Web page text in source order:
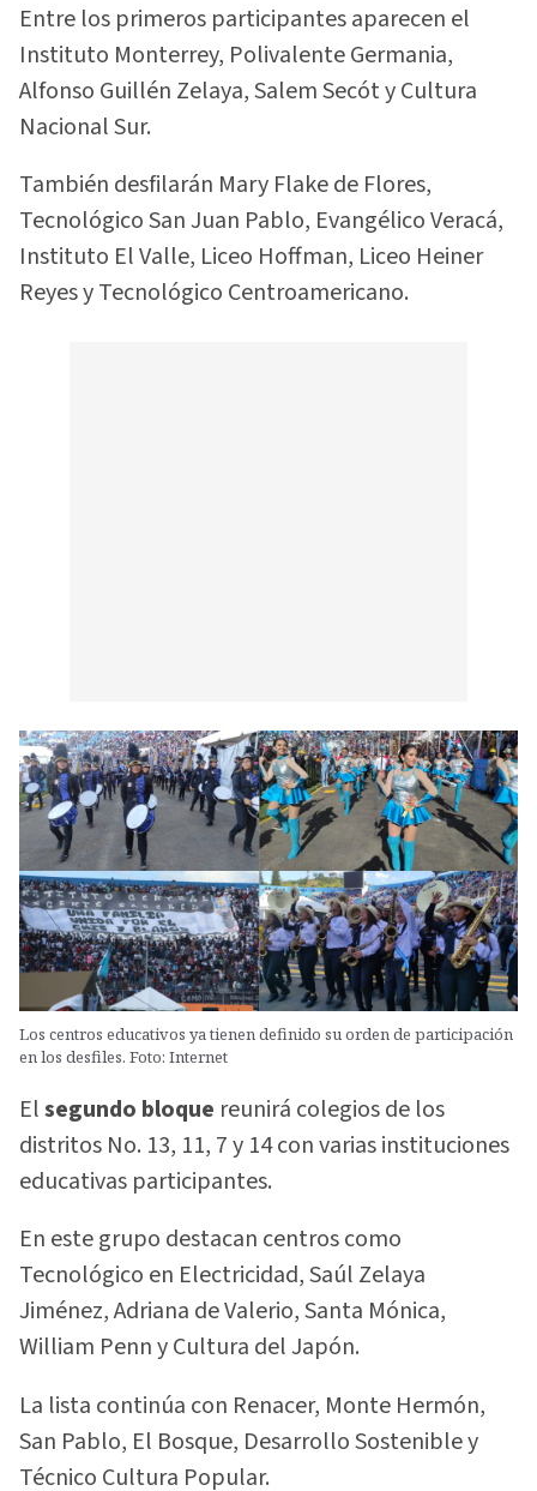
Entre los primeros participantes aparecen el
Instituto Monterrey, Polivalente Germania,
Alfonso Guillén Zelaya, Salem Secót y Cultura
Nacional Sur.
También desfilarán Mary Flake de Flores,
Tecnológico San Juan Pablo, Evangélico Veracá,
Instituto El Valle, Liceo Hoffman, Liceo Heiner
Reyes y Tecnológico Centroamericano.
Los centros educativos ya tienen definido su orden de participación
en los desfiles. Foto: Internet
Elsegundo bloque reunirá colegios de los
distritos No. 13, 11, 7 y 14 con varias instituciones
educativas participantes.
En este grupo destacan centros como
Tecnológico en Electricidad, Saúl Zelaya
Jiménez, Adriana de Valerio, Santa Mónica,
William Penn y Cultura del Japón.
La lista continúa con Renacer, Monte Hermón,
San Pablo, El Bosque, Desarrollo Sostenible y
Técnico Cultura Popular.